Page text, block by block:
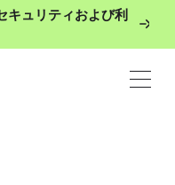
キュリティおよび利